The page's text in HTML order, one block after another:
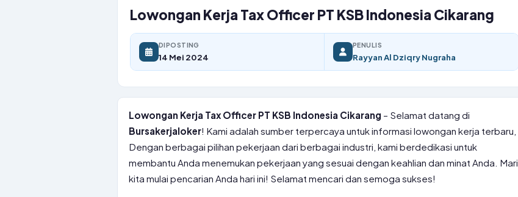
Lowongan Kerja Tax Officer PT KSB Indonesia Cikarang
DIPOSTING
14 Mei 2024
PENULIS
Rayyan Al Dziqry Nugraha
Lowongan Kerja Tax Officer PT KSB Indonesia Cikarang – Selamat datang di
Bursakerjaloker! Kami adalah sumber terpercaya untuk informasi lowongan kerja terbaru,
Dengan berbagai pilihan pekerjaan dari berbagai industri, kami berdedikasi untuk
membantu Anda menemukan pekerjaan yang sesuai dengan keahlian dan minat Anda. Mari
kita mulai pencarian Anda hari ini! Selamat mencari dan semoga sukses!